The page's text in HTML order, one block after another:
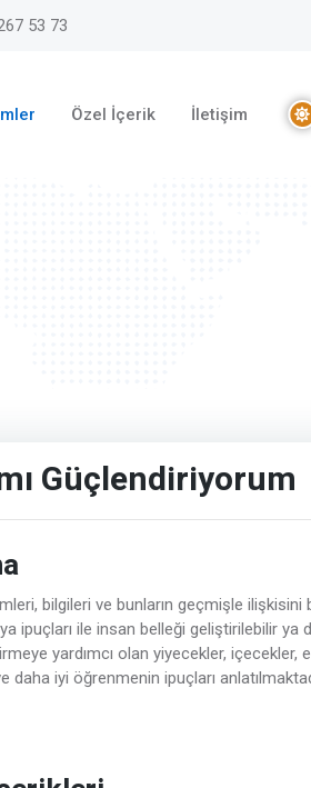
53 73
Özel İçerik İletişim
Güçlendiriyorum
bilgileri ve bunların geçmişle
ipuçları ile insan belleği geliştirilebilir
yardımcı olan yiyecekler,
daha iyi öğrenmenin ipuçları